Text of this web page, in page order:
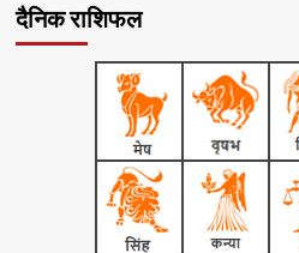
दैनिक राशिफल